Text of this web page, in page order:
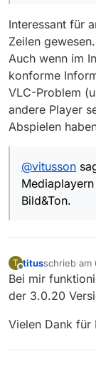
Interessant für
Zeilen gewesen.
Auch wenn im
konforme
VLC-Problem
andere Player
Abspielen
@vitusson
Bild&Ton.
T
Offline
titusschrieb am
zuletzt
Bei mir
der 3.0.20
Vielen Dank für